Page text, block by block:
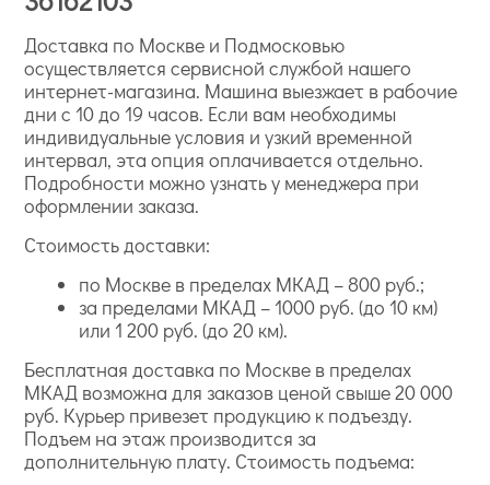
Доставка по Москве и Подмосковью
осуществляется сервисной службой нашего
интернет-магазина. Машина выезжает в рабочие
дни с 10 до 19 часов. Если вам необходимы
индивидуальные условия и узкий временной
интервал, эта опция оплачивается отдельно.
Подробности можно узнать у менеджера при
оформлении заказа.
Стоимость доставки:
по Москве в пределах МКАД – 800 руб.;
за пределами МКАД – 1000 руб. (до 10 км)
или 1 200 руб. (до 20 км).
Бесплатная доставка по Москве в пределах
МКАД возможна для заказов ценой свыше 20 000
руб. Курьер привезет продукцию к подъезду.
Подъем на этаж производится за
дополнительную плату. Стоимость подъема: